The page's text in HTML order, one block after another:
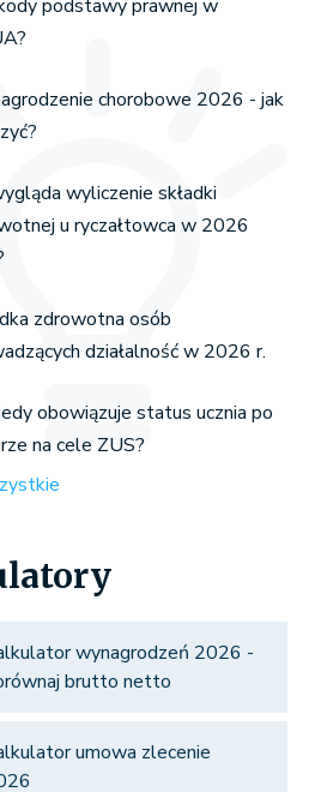
podstawy prawnej w
chorobowe 2026 - jak
wyliczenie składki
u ryczałtowca w 2026
zdrowotna osób
działalność w 2026 r.
obowiązuje status ucznia po
na cele ZUS?
wynagrodzeń 2026 -
brutto netto
umowa zlecenie